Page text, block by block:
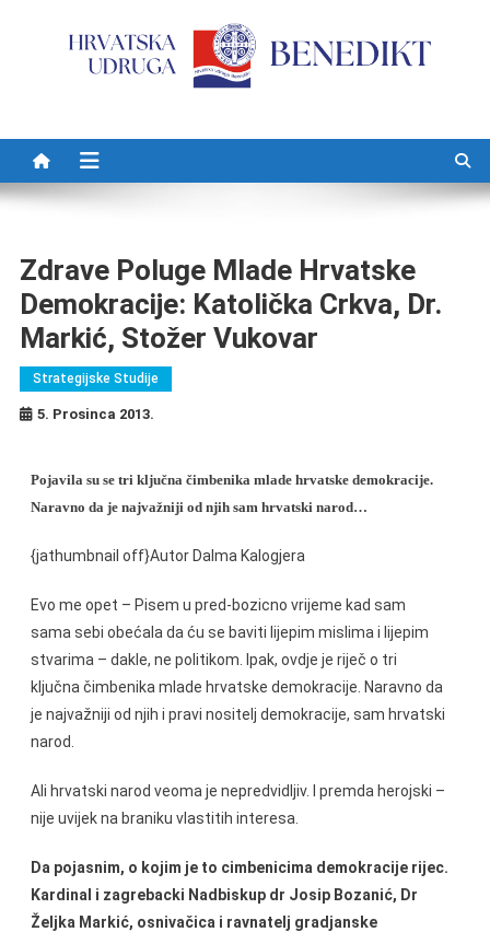
Zdrave Poluge Mlade Hrvatske
Demokracije: Katolička Crkva, Dr.
Markić, Stožer Vukovar
Strategijske Studije
5. Prosinca 2013.
Pojavila su se tri ključna čimbenika mlade hrvatske demokracije.
Naravno da je najvažniji od njih sam hrvatski narod…
{jathumbnail off}Autor Dalma Kalogjera
Evo me opet – Pisem u pred-bozicno vrijeme kad sam
sama sebi obećala da ću se baviti lijepim mislima i lijepim
stvarima – dakle, ne politikom. Ipak, ovdje je riječ o tri
ključna čimbenika mlade hrvatske demokracije. Naravno da
je najvažniji od njih i pravi nositelj demokracije, sam hrvatski
narod.
Ali hrvatski narod veoma je nepredvidljiv. I premda herojski –
nije uvijek na braniku vlastitih interesa.
Da pojasnim, o kojim je to cimbenicima demokracije rijec.
Kardinal i zagrebacki Nadbiskup dr Josip Bozanić, Dr
Željka Markić, osnivačica i ravnatelj gradjanske